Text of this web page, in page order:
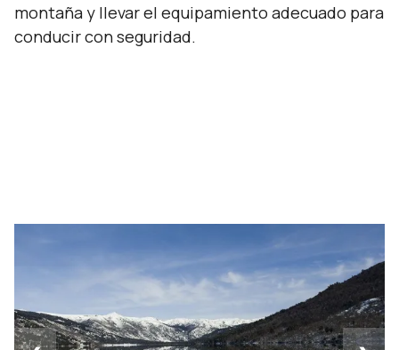
montaña y llevar el equipamiento adecuado para
conducir con seguridad.